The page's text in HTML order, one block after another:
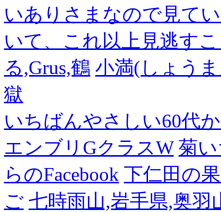
いありさまなので見て
いて、これ以上見逃す
る,Grus,鶴 小満(しょう
獄
いちばんやさしい60代
エンブリGクラスW 菊
らのFacebook 下仁田の
ご 七時雨山,岩手県,奥羽